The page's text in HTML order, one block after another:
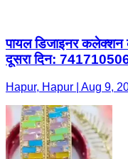
पायल डिजाइनर कलेक्शन
दूसरा दिन:
Hapur, Hapur | Aug 9,